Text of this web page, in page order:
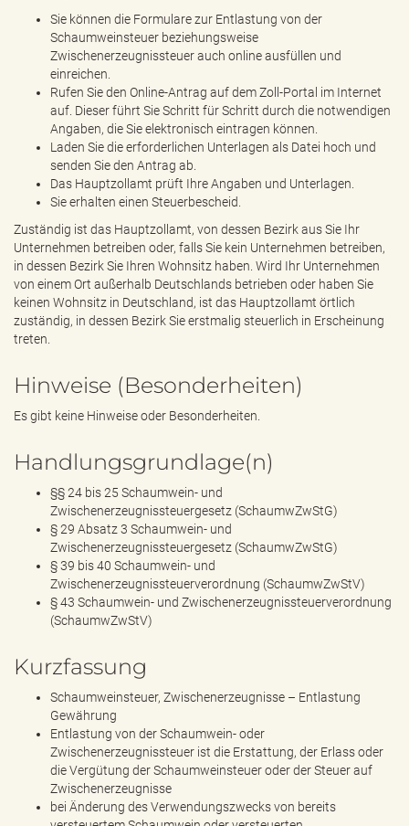
Sie können die Formulare zur Entlastung von der
Schaumweinsteuer beziehungsweise
Zwischenerzeugnissteuer auch online ausfüllen und
einreichen.
Rufen Sie den Online-Antrag auf dem Zoll-Portal im Internet
auf. Dieser führt Sie Schritt für Schritt durch die notwendigen
Angaben, die Sie elektronisch eintragen können.
Laden Sie die erforderlichen Unterlagen als Datei hoch und
senden Sie den Antrag ab.
Das Hauptzollamt prüft Ihre Angaben und Unterlagen.
Sie erhalten einen Steuerbescheid.
Zuständig ist das Hauptzollamt, von dessen Bezirk aus Sie Ihr
Unternehmen betreiben oder, falls Sie kein Unternehmen betreiben,
in dessen Bezirk Sie Ihren Wohnsitz haben. Wird Ihr Unternehmen
von einem Ort außerhalb Deutschlands betrieben oder haben Sie
keinen Wohnsitz in Deutschland, ist das Hauptzollamt örtlich
zuständig, in dessen Bezirk Sie erstmalig steuerlich in Erscheinung
treten.
Hinweise (Besonderheiten)
Es gibt keine Hinweise oder Besonderheiten.
Handlungsgrundlage(n)
§§ 24 bis 25 Schaumwein- und
Zwischenerzeugnissteuergesetz (SchaumwZwStG)
§ 29 Absatz 3 Schaumwein- und
Zwischenerzeugnissteuergesetz (SchaumwZwStG)
§ 39 bis 40 Schaumwein- und
Zwischenerzeugnissteuerverordnung (SchaumwZwStV)
§ 43 Schaumwein- und Zwischenerzeugnissteuerverordnung
(SchaumwZwStV)
Kurzfassung
Schaumweinsteuer, Zwischenerzeugnisse – Entlastung
Gewährung
Entlastung von der Schaumwein- oder
Zwischenerzeugnissteuer ist die Erstattung, der Erlass oder
die Vergütung der Schaumweinsteuer oder der Steuer auf
Zwischenerzeugnisse
bei Änderung des Verwendungszwecks von bereits